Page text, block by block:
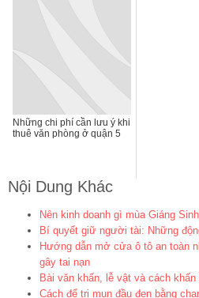
Những chi phí cần lưu ý khi
thuê văn phòng ở quận 5
Nội Dung Khác
Nên kinh doanh gì mùa Giáng
Bí quyết giữ người tài: Những
Hướng dẫn mở cửa ô tô an toàn
gây tai nạn
Bài văn khấn, lễ vật và cách khấn
Cách để trị mụn đầu đen bằng